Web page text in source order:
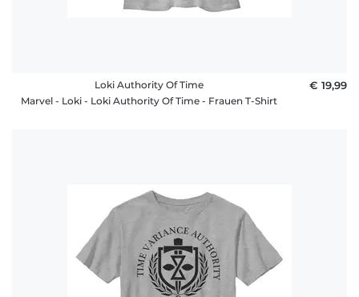
Loki Authority Of Time
Marvel - Loki - Loki Authority Of Time - Frauen T-Shirt
€ 19,99